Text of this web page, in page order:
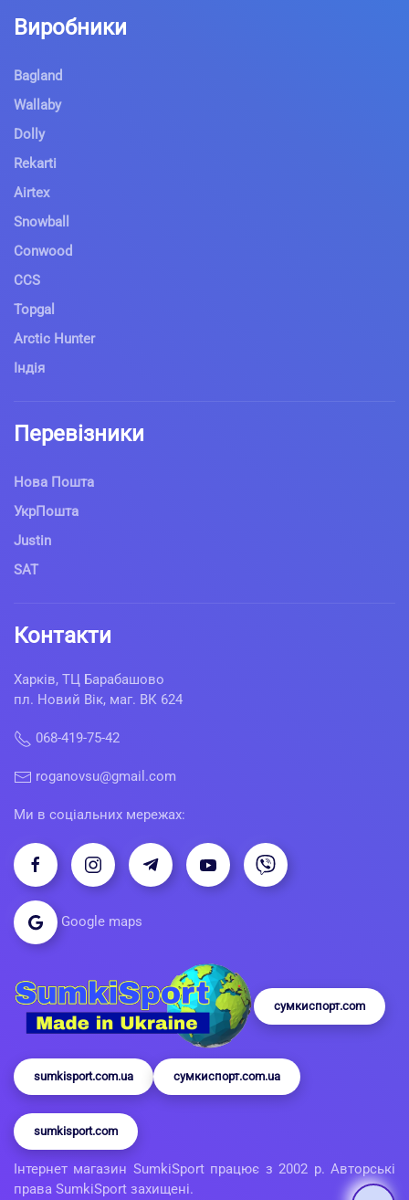
Виробники
Bagland
Wallaby
Dolly
Rekarti
Airtex
Snowball
Conwood
CCS
Topgal
Arctic Hunter
Індія
Перевізники
Нова Пошта
УкрПошта
Justin
SAT
Контакти
Харків, ТЦ Барабашово
пл. Новий Вік, маг. ВК 624
068-419-75-42
roganovsu@gmail.com
Ми в соціальних мережах:
Google maps
сумкиспорт.com
sumkisport.com.ua сумкиспорт.com.ua
sumkisport.com
Інтернет магазин SumkiSport працює з 2002 р. Авторські
права SumkiSport захищені.